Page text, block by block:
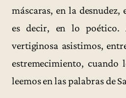
máscaras, en la desnudez,
es decir, en lo poético.
vertiginosa asistimos,
estremecimiento, cuando
leemos en las palabras de